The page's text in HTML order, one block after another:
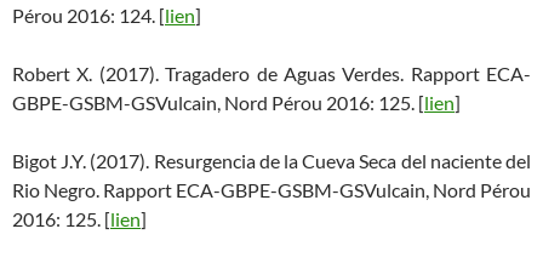
Pérou 2016: 124. [lien]
Robert X. (2017). Tragadero de Aguas Verdes. Rapport ECA-
GBPE-GSBM-GSVulcain, Nord Pérou 2016: 125. [lien]
Bigot J.Y. (2017). Resurgencia de la Cueva Seca del naciente del
Rio Negro. Rapport ECA-GBPE-GSBM-GSVulcain, Nord Pérou
2016: 125. [lien]